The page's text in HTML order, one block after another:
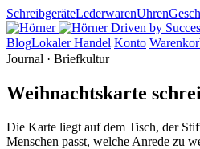
SchreibgeräteLederwarenUhren
Driven by
BlogLokaler Handel Konto
Journal · Briefkultur
Weihnachtskarte
Die Karte liegt auf dem Tisch, der
Menschen passt, welche Anrede zu